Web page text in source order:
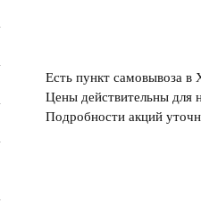
Есть пункт самовывоза
Цены действительны для
Подробности акций